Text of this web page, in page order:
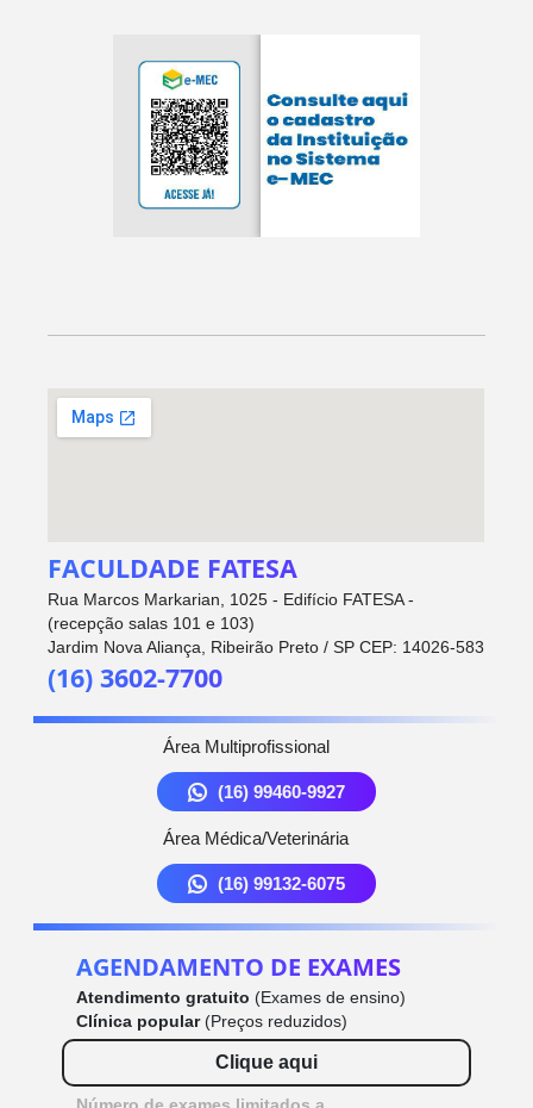
FACULDADE FATESA
Rua Marcos Markarian, 1025 - Edifício FATESA -
(recepção salas 101 e 103)
Jardim Nova Aliança, Ribeirão Preto / SP CEP: 14026-583
(16) 3602-7700
Área Multiprofissional
(16) 99460-9927
Área Médica/Veterinária
(16) 99132-6075
AGENDAMENTO DE EXAMES
Atendimento gratuito (Exames de ensino)
Clínica popular(Preços reduzidos)
Clique aqui